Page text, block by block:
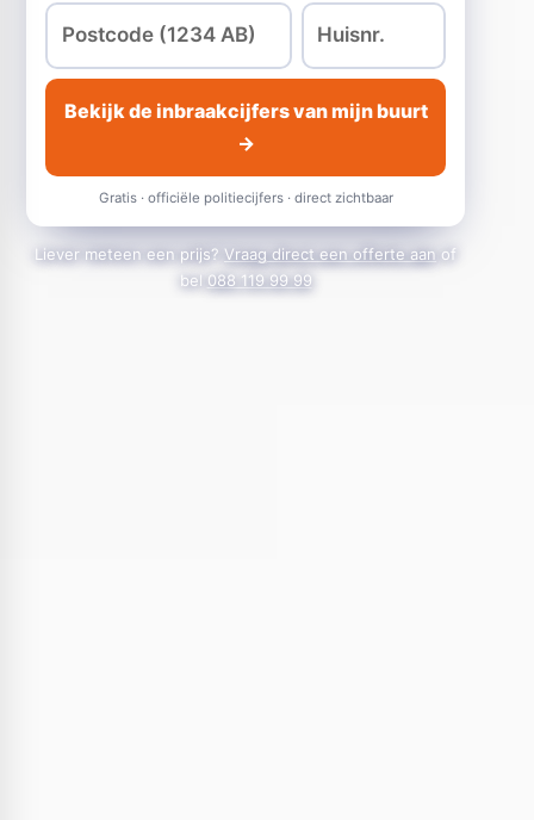
Bekijk de inbraakcijfers van mijn buurt
→
Gratis · officiële politiecijfers · direct zichtbaar
Liever meteen een prijs? Vraag direct een offerte aan of
bel 088 119 99 99